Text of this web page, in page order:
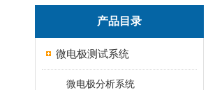
产品目录
微电极测试系统
微电极分析系统